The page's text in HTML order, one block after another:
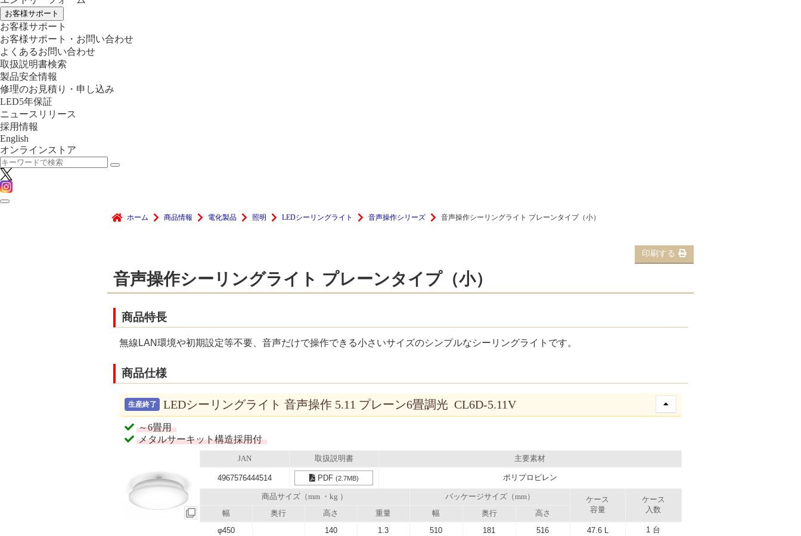
お客様サポート
お客様サポート
お客様サポート・お問い合わせ
よくあるお問い合わせ
取扱説明書検索
製品安全情報
修理のお見積り・申し込み
LED5年保証
ニュースリリース
採用情報
English
オンラインストア
ホーム 商品情報 電化製品 照明 LEDシーリングライト 音声操作シリーズ 音声操作シーリングライト プレーンタイプ（小）
印刷する
音声操作シーリングライト プレーンタイプ（小）
商品特長
無線LAN環境や初期設定等不要、音声だけで操作できる小さいサイズのシンプルなシーリングライトです。
商品仕様
生産終了 LEDシーリングライト 音声操作 5.11 プレーン6畳調光 CL6D-5.11V
～6畳用
メタルサーキット構造採用付
JAN 取扱説明書 主要素材
4967576444514 PDF (2.7MB) ポリプロピレン
商品サイズ（mm ・kg ） パッケージサイズ（mm）
ケース
容量
ケース
入数
幅 奥行 高さ 重量 幅 奥行 高さ
φ450 140 1.3 510 181 516 47.6 L 1 台